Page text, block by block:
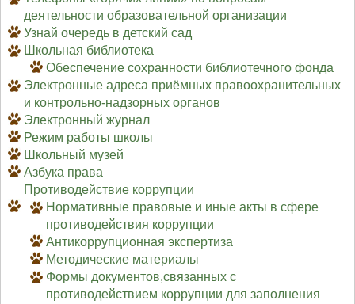
деятельности образовательной организации
Узнай очередь в детский сад
Школьная библиотека
Обеспечение сохранности библиотечного фонда
Электронные адреса приёмных правоохранительных
и контрольно-надзорных органов
Электронный журнал
Режим работы школы
Школьный музей
Азбука права
Противодействие коррупции
Нормативные правовые и иные акты в сфере
противодействия коррупции
Антикоррупционная экспертиза
Методические материалы
Формы документов,связанных с
противодействием коррупции для заполнения